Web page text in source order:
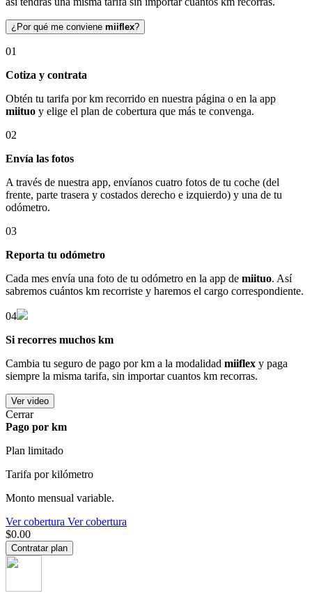
¿Por qué me conviene miiflex?
01
Cotiza y contrata
Obtén tu tarifa por km recorrido en nuestra página o en la app
miituo y elige el plan de cobertura que más te convenga.
02
Envía las fotos
A través de nuestra app, envíanos cuatro fotos de tu coche (del
frente, parte trasera y costados derecho e izquierdo) y una de tu
odómetro.
03
Reporta tu odómetro
Cada mes envía una foto de tu odómetro en la app de miituo. Así
sabremos cuántos km recorriste y haremos el cargo correspondiente.
04
Si recorres muchos km
Cambia tu seguro de pago por km a la modalidad miiflex y paga
siempre la misma tarifa, sin importar cuantos km recorras.
Ver video
Cerrar
Pago por km
Plan limitado
Tarifa por kilómetro
Monto mensual variable.
Ver cobertura Ver cobertura
$0.00
Contratar plan